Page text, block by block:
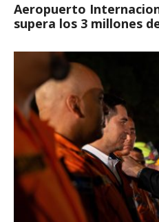
Aeropuerto
supera los 3 millones